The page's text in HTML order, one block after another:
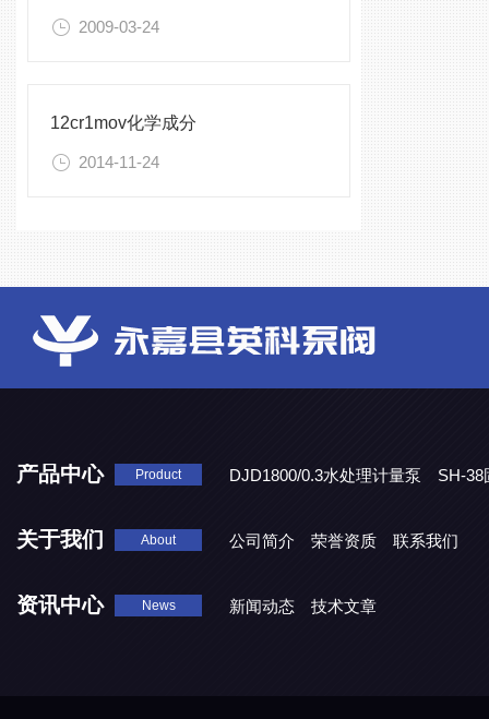
2009-03-24
12cr1mov化学成分
2014-11-24
产品中心 Product DJD1800/0.3水处理计量泵
SH-38
关于我们 About 公司简介 荣誉资质 联系我们
资讯中心 News 新闻动态 技术文章